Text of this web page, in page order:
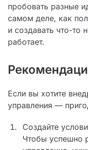
пробовать разные
самом деле, как
и создавать что-то
работает.
Если вы хотите
управления —
Создайте
Чтобы успешно